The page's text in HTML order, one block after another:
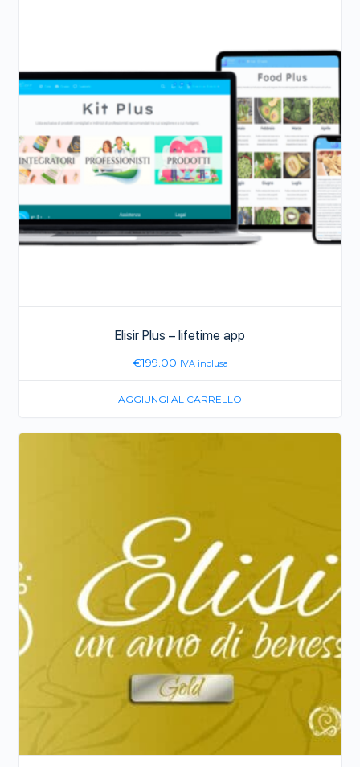
Elisir Plus – lifetime app
€199.00 IVA inclusa
AGGIUNGI AL CARRELLO